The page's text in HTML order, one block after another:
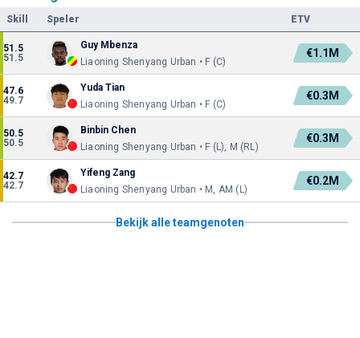
Skill Speler ETV
51.5
51.5
Guy Mbenza
Liaoning Shenyang Urban • F (C)
€1.1M
47.6
49.7
Yuda Tian
Liaoning Shenyang Urban • F (C)
€0.3M
50.5
50.5
Binbin Chen
Liaoning Shenyang Urban • F (L), M (RL)
€0.3M
42.7
42.7
Yifeng Zang
Liaoning Shenyang Urban • M, AM (L)
€0.2M
Bekijk alle teamgenoten